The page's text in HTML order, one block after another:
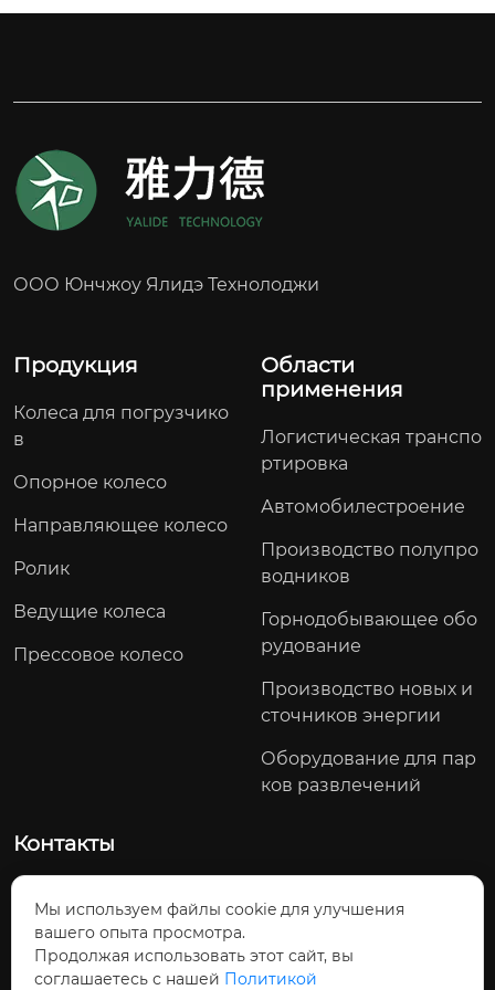
Грузоподъемность: 2700 кг
Область применения: Складской электропогр
узчик
ООО Юнчжоу Ялидэ Технолоджи
Продукция
Колеса для погрузчико
в
Опорное колесо
Направляющее колесо
Ролик
Ведущие колеса
Прессовое колесо
Области
применения
Логистическая транспо
ртировка
Автомобилестроение
Производство полупро
водников
Горнодобывающее обо
рудование
Производство новых и
сточников энергии
Оборудование для пар
ков развлечений
Контакты
зянхуа-Яоский автономный уезд, город Юнчжоу, провин
ция Хунань, Китай
Телефон: +86-13790238062
Мы используем файлы cookie для улучшения
вашего опыта просмотра.
Продолжая использовать этот сайт, вы
соглашаетесь с нашей Политикой